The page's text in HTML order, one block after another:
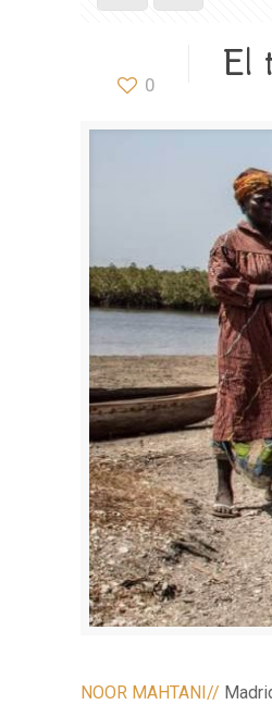
0 El
NOOR MAHTANI//